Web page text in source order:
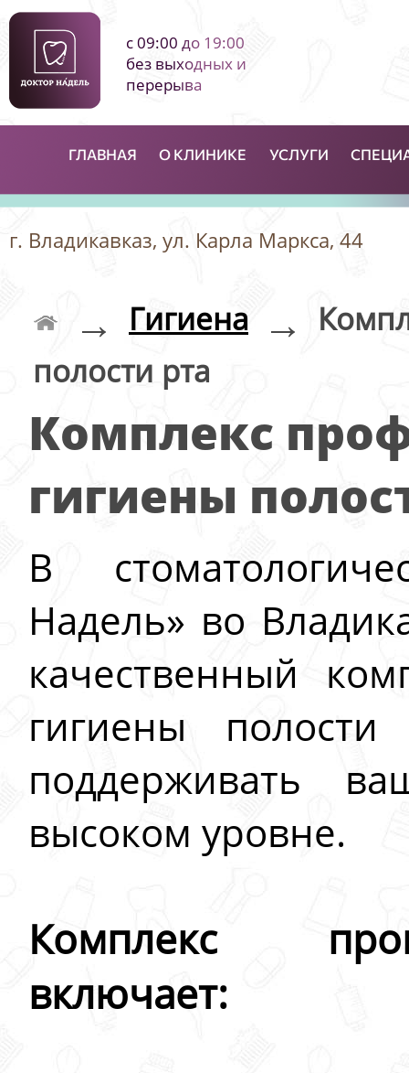
с 09:00 до 19:00
без выходных и
перерыва
ГЛАВНАЯ О КЛИНИКЕ УСЛУГИ
г. Владикавказ, ул. Карла Маркса, 44
→ Гигиена →
полости рта
Комплекс
гигиены
В
Надель» во
качественный
гигиены
поддерживать
высоком уровне.
Комплекс
включает: